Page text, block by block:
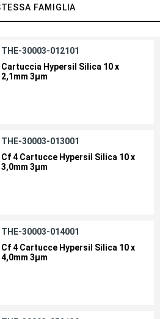
FAMIGLIA
THE-30003-012101
Cartuccia Hypersil Silica 10 x
2,1mm 3µm
THE-30003-013001
Cf 4 Cartucce Hypersil Silica 10 x
3,0mm 3µm
THE-30003-014001
Cf 4 Cartucce Hypersil Silica 10 x
4,0mm 3µm